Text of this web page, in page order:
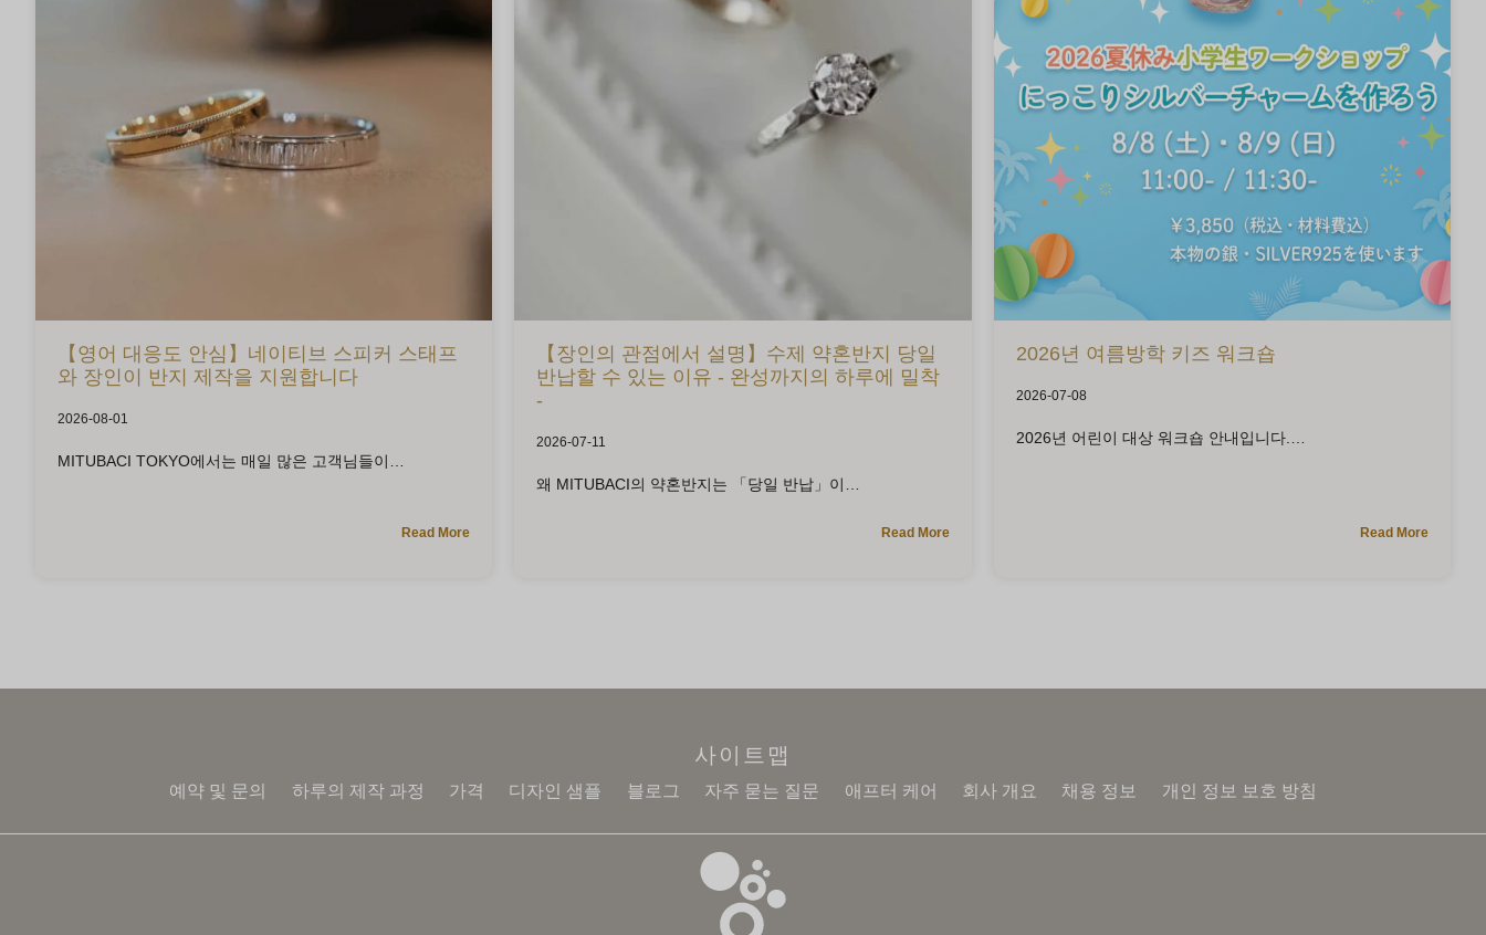
【영어 대응도 안심】네이티브 스피커 스태프
와 장인이 반지 제작을 지원합니다
2026-08-01
MITUBACI TOKYO에서는 매일 많은 고객님들이
Read More
【장인의 관점에서 설명】수제 약혼반지 당일
반납할 수 있는 이유 - 완성까지의 하루에 밀착
-
2026-07-11
왜 MITUBACI의 약혼반지는 「당일 반납」이
Read More
2026년 여름방학 키즈 워크숍
2026-07-08
2026년 어린이 대상 워크숍 안내입니다.
Read More
사이트맵
예약 및 문의 하루의 제작 과정 가격 디자인 샘플 블로그 자주 묻는 질문 애프터 케어 회사 개요 채용 정보 개인 정보 보호 방침